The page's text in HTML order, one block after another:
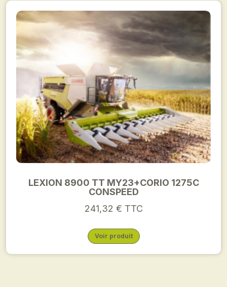
LEXION 8900 TT MY23+CORIO 1275C
CONSPEED
241,32 € TTC
Voir produit